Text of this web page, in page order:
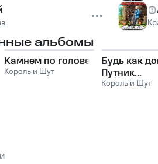
альбомы
Камнем по голове
Король и Шут
Будь как
Путник...
Король и Шут